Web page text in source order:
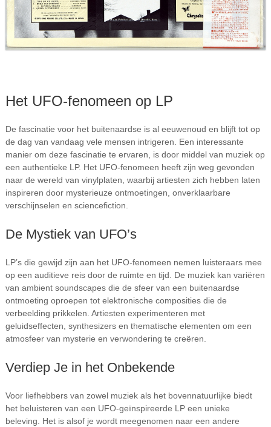
Het UFO-fenomeen op LP
De fascinatie voor het buitenaardse is al eeuwenoud en blijft tot op
de dag van vandaag vele mensen intrigeren. Een interessante
manier om deze fascinatie te ervaren, is door middel van muziek op
een authentieke LP. Het UFO-fenomeen heeft zijn weg gevonden
naar de wereld van vinylplaten, waarbij artiesten zich hebben laten
inspireren door mysterieuze ontmoetingen, onverklaarbare
verschijnselen en sciencefiction.
De Mystiek van UFO’s
LP’s die gewijd zijn aan het UFO-fenomeen nemen luisteraars mee
op een auditieve reis door de ruimte en tijd. De muziek kan variëren
van ambient soundscapes die de sfeer van een buitenaardse
ontmoeting oproepen tot elektronische composities die de
verbeelding prikkelen. Artiesten experimenteren met
geluidseffecten, synthesizers en thematische elementen om een
atmosfeer van mysterie en verwondering te creëren.
Verdiep Je in het Onbekende
Voor liefhebbers van zowel muziek als het bovennatuurlijke biedt
het beluisteren van een UFO-geïnspireerde LP een unieke
beleving. Het is alsof je wordt meegenomen naar een andere